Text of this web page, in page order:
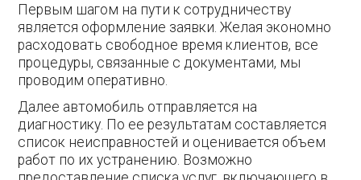
Первым шагом на пути к сотрудничеству
является оформление заявки. Желая экономно
расходовать свободное время клиентов, все
процедуры, связанные с документами, мы
проводим оперативно.
Далее автомобиль отправляется на
диагностику. По ее результатам составляется
список неисправностей и оценивается объем
работ по их устранению. Возможно